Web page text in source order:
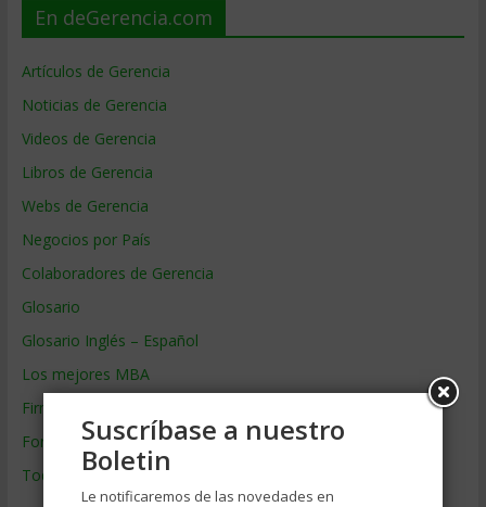
En deGerencia.com
Artículos de Gerencia
Noticias de Gerencia
Videos de Gerencia
Libros de Gerencia
Webs de Gerencia
Negocios por País
Colaboradores de Gerencia
Glosario
Glosario Inglés – Español
Los mejores MBA
Firmas de Gerencia
Formación de Gerencia
Todos los Temas
Suscríbase a nuestro
Boletin
Le notificaremos de las novedades en